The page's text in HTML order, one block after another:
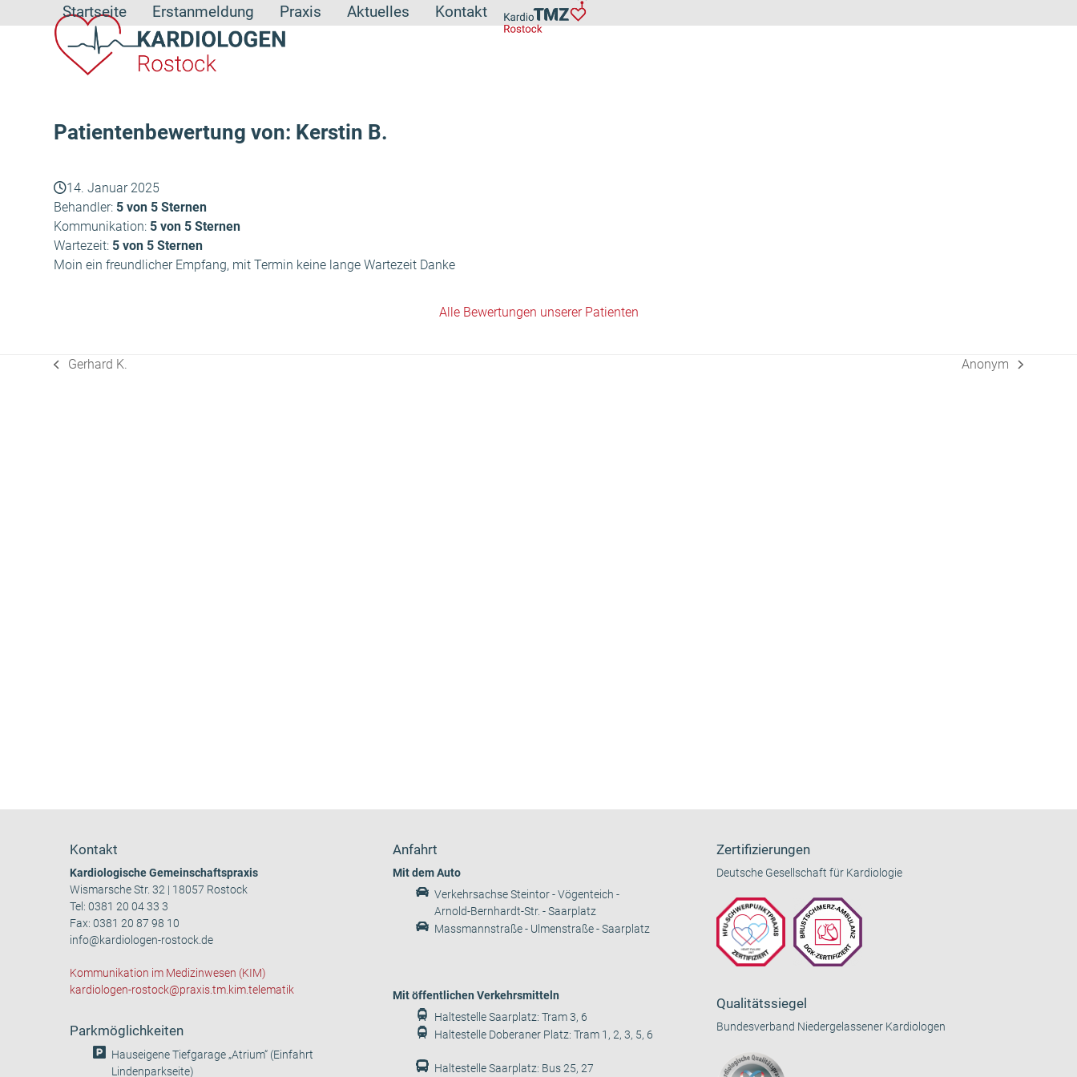
to
Startseite Erstanmeldung Praxis Aktuelles Kontakt
Patientenbewertung von: Kerstin B.
14. Januar 2025
Behandler: 5 von 5 Sternen
Kommunikation: 5 von 5 Sternen
Wartezeit: 5 von 5 Sternen
Moin ein freundlicher Empfang, mit Termin keine lange Wartezeit Danke
Alle Bewertungen unserer Patienten
vorheriger
Gerhard K.
Nächster
Anonym
Kontakt
Kardiologische Gemeinschaftspraxis
Wismarsche Str. 32 | 18057 Rostock
Tel:0381 20 04 33 3
Fax: 0381 20 87 98 10
info@kardiologen-rostock.de
Kommunikation im Medizinwesen (KIM)
kardiologen-rostock@praxis.tm.kim.telematik
Parkmöglichkeiten
Hauseigene Tiefgarage „Atrium“ (Einfahrt
Lindenparkseite)
Anfahrt
Mit dem Auto
Verkehrsachse Steintor - Vögenteich -
Arnold-Bernhardt-Str. - Saarplatz
Massmannstraße - Ulmenstraße - Saarplatz
Mit öffentlichen Verkehrsmitteln
Haltestelle Saarplatz: Tram 3, 6
Haltestelle Doberaner Platz: Tram 1, 2, 3, 5, 6
Haltestelle Saarplatz: Bus 25, 27
Zertifizierungen
Deutsche Gesellschaft für Kardiologie
Qualitätssiegel
Bundesverband Niedergelassener Kardiologen